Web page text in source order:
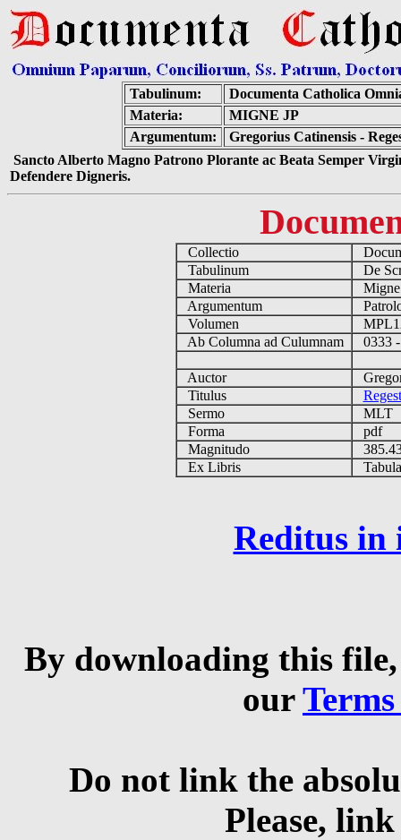
Tabulinum:
Documenta Catholica
Materia:
MIGNE JP
Argumentum:
Gregorius Catinensis -
Sancto Alberto Magno Patrono Plorante ac Beata Semper
Defendere Digneris.
Collectio
Tabulinum
De
Materia
Argumentum
Volumen
Ab Columna ad Culumnam
0333
Auctor
Titulus
Sermo
MLT
Forma
pdf
Magnitudo
Ex Libris
Reditus in
By downloading this
our
Do not link the
Please,